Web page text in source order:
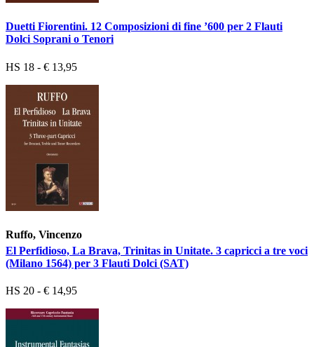
Duetti Fiorentini. 12 Composizioni di fine ’600 per 2 Flauti
Dolci Soprani o Tenori
HS 18 - € 13,95
Ruffo, Vincenzo
El Perfidioso, La Brava, Trinitas in Unitate. 3 capricci a tre voci
(Milano 1564) per 3 Flauti Dolci (SAT)
HS 20 - € 14,95